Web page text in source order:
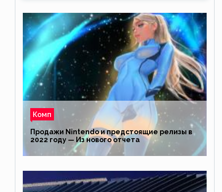
Комп
Продажи Nintendo и предстоящие релизы в
2022 году — Из нового отчета